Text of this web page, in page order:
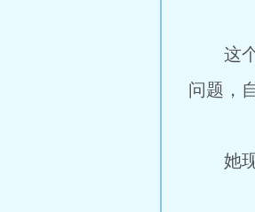
这个
问题，
她现